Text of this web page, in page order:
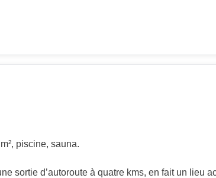
piscine, sauna.
sortie d’autoroute à quatre kms, en fait un lieu